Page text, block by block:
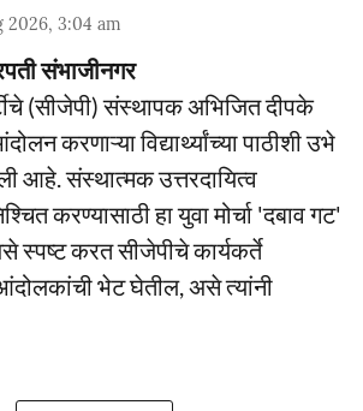
2026, 3:04 am
संभाजीनगर
(सीजेपी) संस्थापक अभिजित दीपके
करणाऱ्या विद्यार्थ्यांच्या पाठीशी उभे
आहे. संस्थात्मक उत्तरदायित्व
करण्यासाठी हा युवा मोर्चा 'दबाव गट'
स्पष्ट करत सीजेपीचे कार्यकर्ते
भेट घेतील, असे त्यांनी